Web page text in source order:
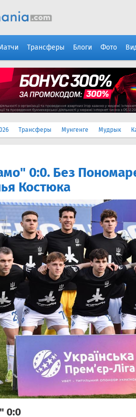
Трансферы Блоги Фото
Трансферы Мунгенге Мудрык
0:0. Без
Костюка
0:0